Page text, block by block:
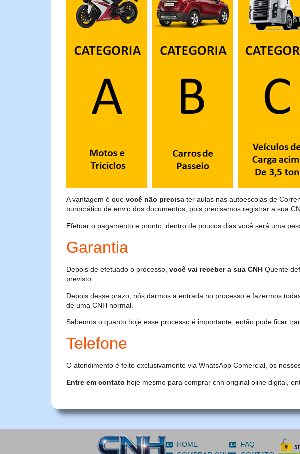
A vantagem é que você não precisa ter aulas nas autoescolas de
burocrático de envio dos documentos, pois precisamos registrar a sua
Efetuar o pagamento e pronto, dentro de poucos dias você será uma
Garantia
Depois de efetuado o processo, você vai receber a sua CNH Quente
previsto.
Depois desse prazo, nós darmos a entrada no processo e fazermos
de uma CNH normal.
Sabemos o quanto hoje esse processo é importante, então pode ficar
Telefone
O atendimento é feito exclusivamente via WhatsApp Comercial, os
Entre em contato hoje mesmo para comprar cnh original oline digital,
HOME
FAQ